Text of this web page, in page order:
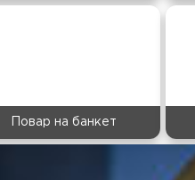
Повар на банкет